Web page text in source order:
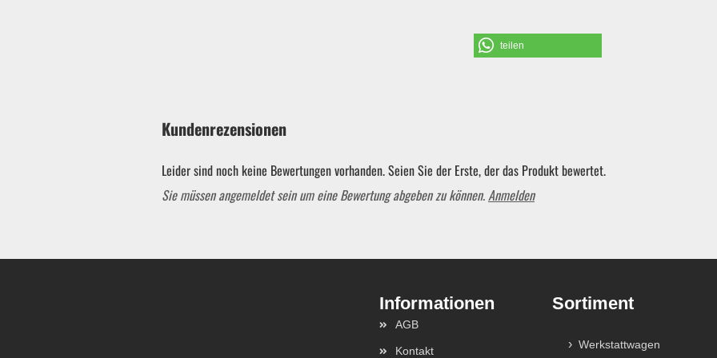
Schraubendreher und Bits
Verbrauchsmaterial | Kleinteile
teilen
Kundenrezensionen
Leider sind noch keine Bewertungen vorhanden. Seien Sie der Erste, der das Produkt bewertet.
Sie müssen angemeldet sein um eine Bewertung abgeben zu können.Anmelden
AGB
Kontakt
Sortiment
Werkstattwagen